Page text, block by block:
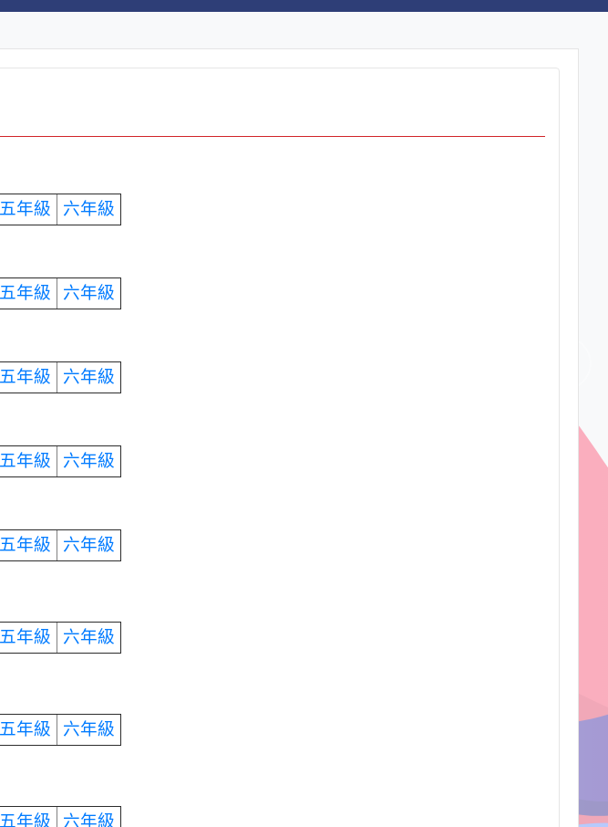
五年級 六年級
五年級 六年級
五年級 六年級
五年級 六年級
五年級 六年級
五年級 六年級
五年級 六年級
五年級 六年級